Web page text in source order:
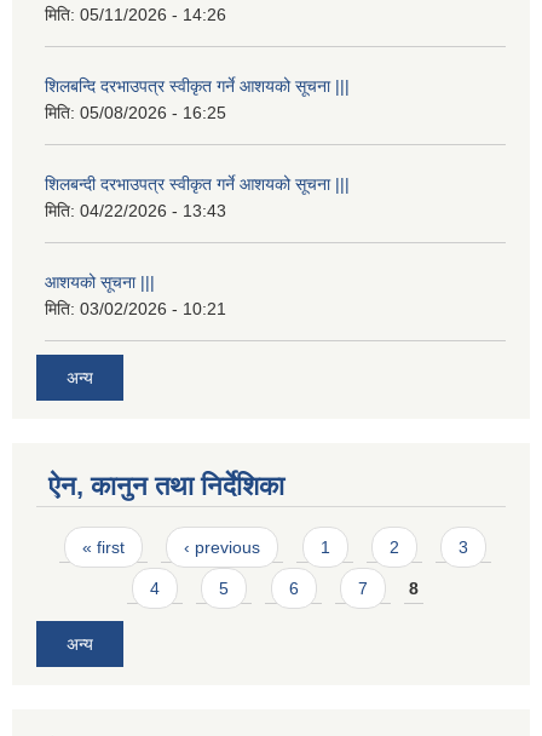
मिति: 05/11/2026 - 14:26
शिलबन्दि दरभाउपत्र स्वीकृत गर्ने आशयको सूचना |||
मिति: 05/08/2026 - 16:25
शिलबन्दी दरभाउपत्र स्वीकृत गर्ने आशयको सूचना |||
मिति: 04/22/2026 - 13:43
आशयको सूचना |||
मिति: 03/02/2026 - 10:21
अन्य
ऐन, कानुन तथा निर्देशिका
Pages
« first ‹ previous 1 2 3
4 5 6 7 8
अन्य